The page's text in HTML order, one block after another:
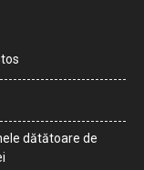
dătătoare de